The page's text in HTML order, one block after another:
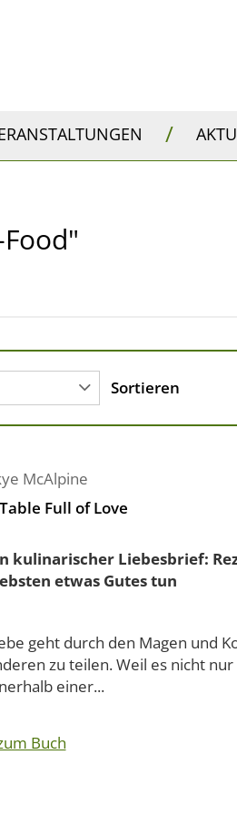
/
Sortieren
McAlpine
Full of Love
kulinarischer Liebesbrief:
etwas Gutes tun
geht durch den Magen und
zu teilen. Weil es nicht
einer...
Buch